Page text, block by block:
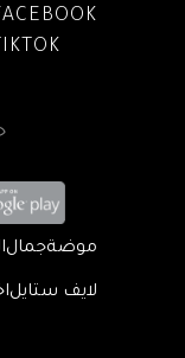
موضةجمال
لايف ستايل